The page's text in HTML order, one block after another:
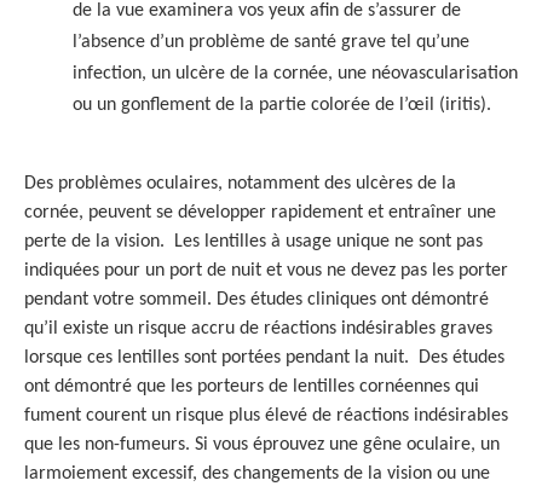
de la vue examinera vos yeux afin de s’assurer de
l’absence d’un problème de santé grave tel qu’une
infection, un ulcère de la cornée, une néovascularisation
ou un gonflement de la partie colorée de l’œil (iritis).
Des problèmes oculaires, notamment des ulcères de la
cornée, peuvent se développer rapidement et entraîner une
perte de la vision. Les lentilles à usage unique ne sont pas
indiquées pour un port de nuit et vous ne devez pas les porter
pendant votre sommeil. Des études cliniques ont démontré
qu’il existe un risque accru de réactions indésirables graves
lorsque ces lentilles sont portées pendant la nuit. Des études
ont démontré que les porteurs de lentilles cornéennes qui
fument courent un risque plus élevé de réactions indésirables
que les non-fumeurs. Si vous éprouvez une gêne oculaire, un
larmoiement excessif, des changements de la vision ou une